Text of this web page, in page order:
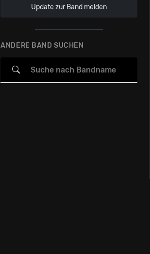
Update zur Band melden
ANDERE BAND SUCHEN